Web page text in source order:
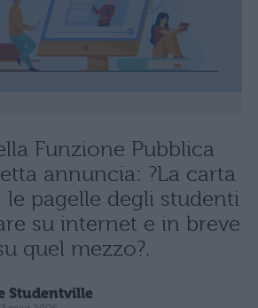
Funzione Pubblica
annuncia: ?La carta
le pagelle degli studenti
su internet e in breve
quel mezzo?.
Studentville